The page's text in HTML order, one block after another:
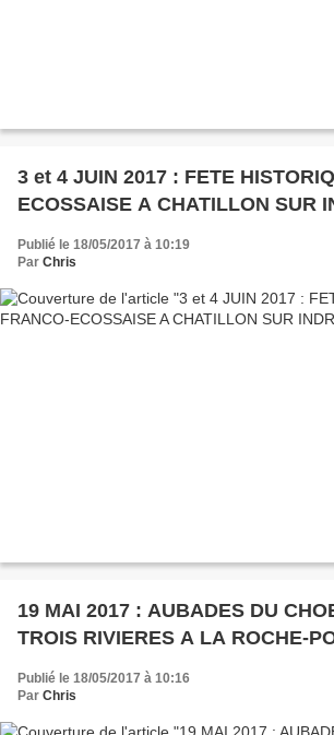
3 et 4 JUIN 2017 : FETE
ECOSSAISE A CHATILLON SUR
Publié le 18/05/2017 à 10:19
Par Chris
19 MAI 2017 : AUBADES DU
TROIS RIVIERES A LA ROCHE-
Publié le 18/05/2017 à 10:16
Par Chris